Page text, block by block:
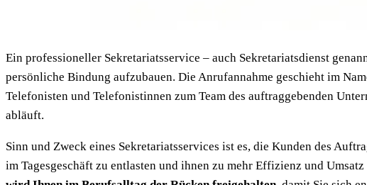
Ein professioneller Sekretariatsservice – auch Sekretariatsdienst
persönliche Bindung aufzubauen. Die Anrufannahme geschieht im
Telefonisten und Telefonistinnen zum Team des auftraggebenden
abläuft.
Sinn und Zweck eines Sekretariatsservices ist es, die Kunden des
im Tagesgeschäft zu entlasten und ihnen zu mehr Effizienz und